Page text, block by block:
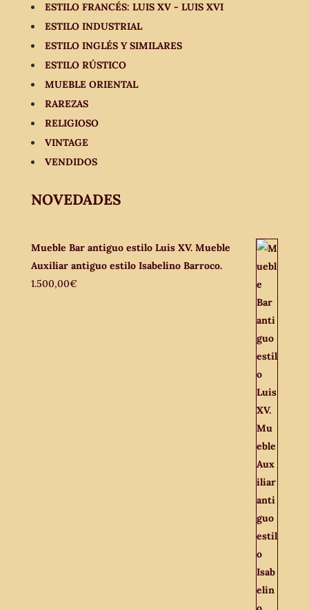
ESTILO FRANCÉS: LUIS XV - LUIS XVI
ESTILO INDUSTRIAL
ESTILO INGLÉS Y SIMILARES
ESTILO RÚSTICO
MUEBLE ORIENTAL
RAREZAS
RELIGIOSO
VINTAGE
VENDIDOS
NOVEDADES
Mueble Bar antiguo estilo Luis XV. Mueble
Auxiliar antiguo estilo Isabelino Barroco.
1.500,00€